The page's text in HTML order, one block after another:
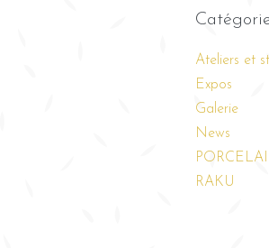
Ateliers et
Expos
Galerie
News
RAKU